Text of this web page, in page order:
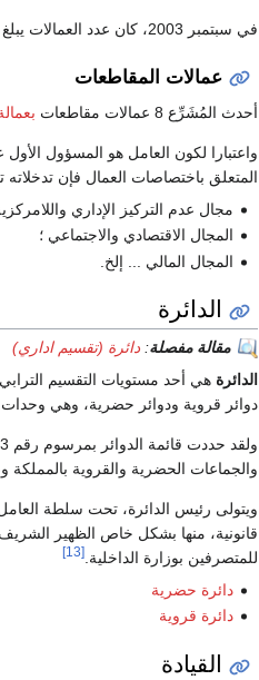
في سبتمبر 2003، كان عدد العمالات يبلغ 12، بينما عدد الأقاليم يبلغ 49.
عمالات المقاطعات
أحدث المُشَرِّع 8 عمالات مقاطعات
واعتبارا لكون العامل هو المسؤول الأول
المتعلق باختصاصات العمال فإن تدخلاته
مجال عدم التركيز الإداري
المجال الاقتصادي والاجتماعي ؛
المجال المالي ... إلخ.
الدائرة
مقالة مفصلة: دائرة (تقسيم اداري)
الدائرة هي أحد مستويات التقسيم الترابي
دوائر قروية ودوائر حضرية، وهي وحدات
ولقد حددت قائمة الدوائر بمرسوم رقم 2.98.953 بتاريخ
والجماعات الحضرية والقروية
ويتولى رئيس الدائرة، تحت سلطة
للمتصرفين بوزارة الداخلية. [13]
دائرة حضرية
دائرة قروية
القيادة